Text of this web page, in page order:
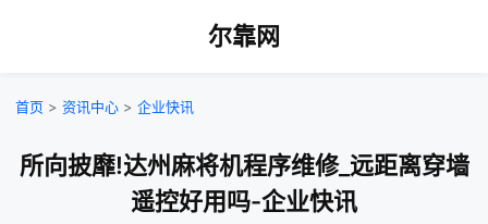
尔靠网
首页 > 资讯中心 > 企业快讯
所向披靡!达州麻将机程序维修_远距离穿墙
遥控好用吗-企业快讯